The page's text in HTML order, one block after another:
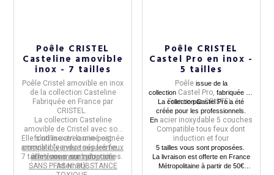
(101 avis)
Poêle CRISTEL
Casteline amovible
inox - 7 tailles
Poêle Cristel amovible en inox
de la collection Casteline
Fabriquée en France par
CRISTEL.
La collection Casteline
amovible de Cristel avec son
fond inox tri laminé est
compatible avec tous les feux
et même avec induction.
Elles'utilise avec une poignée
amovible(vendue séparément,
à retrouver sur notre site
internet).
7 taillesvous sont proposées.
SANS PFAS NI SUBSTANCE
Poêle CRISTEL
Castel Pro en inox -
5 tailles
Poêle issue de la
collection Castel Pro, fabriquée en
FranceparCRISTEL.
La collection Castel Pro a été
créée pour les professionnels.
En acier inoxydable 5 couches
Compatible tous feux dont
induction et four
5 tailles vous sont proposées.
La livraison est offerte en France
Métropolitaine à partir de 50€